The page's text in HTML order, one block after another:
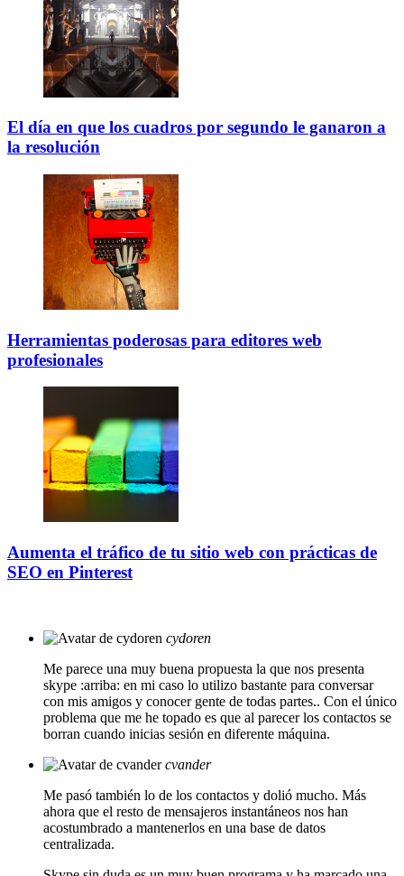
El día en que los cuadros por segundo le ganaron a
la resolución
Herramientas poderosas para editores web
profesionales
Aumenta el tráfico de tu sitio web con prácticas de
SEO en Pinterest
cydoren
Me parece una muy buena propuesta la que nos presenta
skype :arriba: en mi caso lo utilizo bastante para conversar
con mis amigos y conocer gente de todas partes.. Con el único
problema que me he topado es que al parecer los contactos se
borran cuando inicias sesión en diferente máquina.
cvander
Me pasó también lo de los contactos y dolió mucho. Más
ahora que el resto de mensajeros instantáneos nos han
acostumbrado a mantenerlos en una base de datos
centralizada.